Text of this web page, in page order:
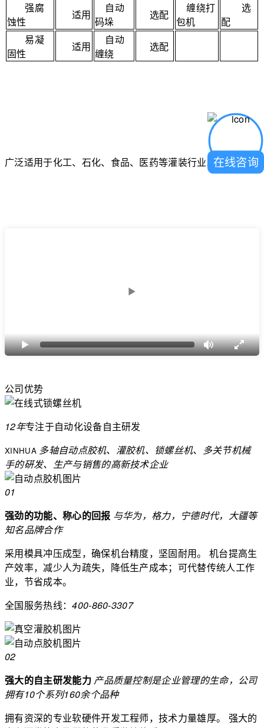
强腐
蚀性
适用
自动
码垛
选配
缠绕打
包机
选
配
易凝
固性
适用
自动
缠绕
选配
广泛适用于化工、石化、食品、医药等灌装行业。
公司优势
12年专注于自动化设备自主研发
XINHUA 多轴自动点胶机、灌胶机、锁螺丝机、多关节机械
手的硏发、生产与销售的高新技术企业
01
强劲的功能、称心的回报 与华为，格力，宁德时代，大疆等
知名品牌合作
采用模具冲压成型，确保机台精度，坚固耐用。
机台提高生
产效率，减少人为疏失，降低生产成本；可代替传统人工作
业，节省成本。
全国服务热线：400-860-3307
02
强大的自主研发能力 产品质量控制是企业管理的生命，公司
拥有10个系列160余个品种
拥有资深的专业软硬件开发工程师，技术力量雄厚。
强大的
在线咨询